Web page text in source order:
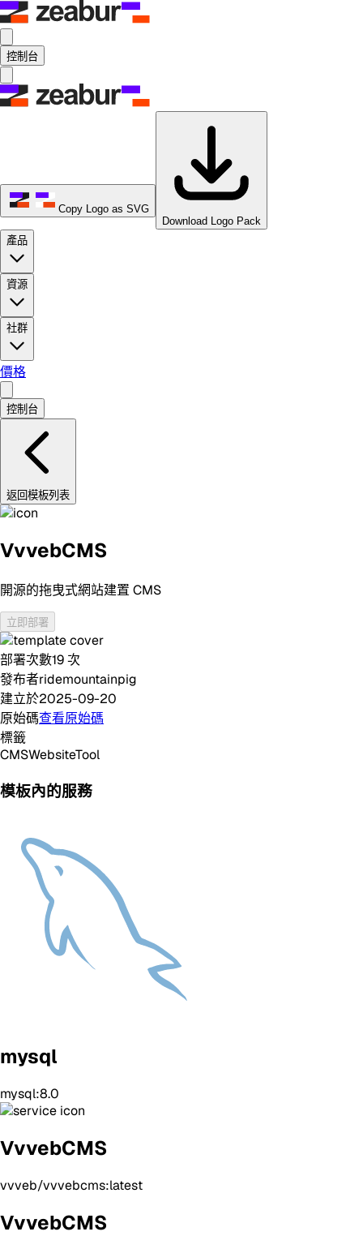
控制台
Copy Logo as SVG
Download Logo Pack
產品
資源
社群
價格
控制台
返回模板列表
VvvebCMS
開源的拖曳式網站建置 CMS
立即部署
部署次數19次
發布者ridemountainpig
建立於2025-09-20
原始碼查看原始碼
標籤
CMSWebsiteTool
模板內的服務
mysql
mysql:8.0
VvvebCMS
vvveb/vvvebcms:latest
VvvebCMS